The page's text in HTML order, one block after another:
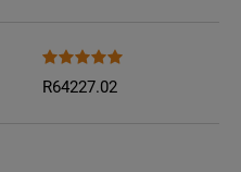
R64227.02